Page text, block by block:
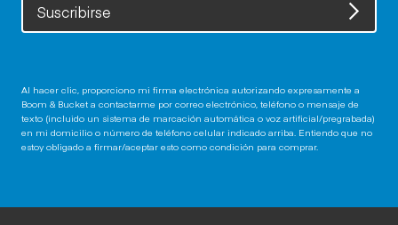
Suscribirse
Al hacer clic, proporciono mi firma electrónica autorizando expresamente a
Boom & Bucket a contactarme por correo electrónico, teléfono o mensaje de
texto (incluido un sistema de marcación automática o voz artificial/pregrabada)
en mi domicilio o número de teléfono celular indicado arriba. Entiendo que no
estoy obligado a firmar/aceptar esto como condición para comprar.